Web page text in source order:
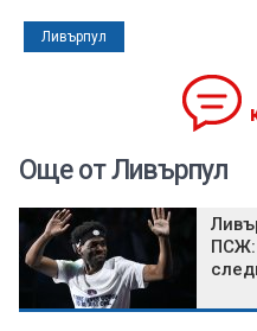
Ливърпул
Още от Ливърпул
ПСЖ: